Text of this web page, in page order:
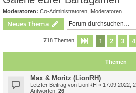
Moderatoren: Co-Administratoren Moderatoren
Neues Thema
718 Themen Seite 1von 24
1 2 3 4
Themen
Max & Moritz (LionRH)
Letzter Beitrag von LionRH « 17.09.2022,
Antworten: 26